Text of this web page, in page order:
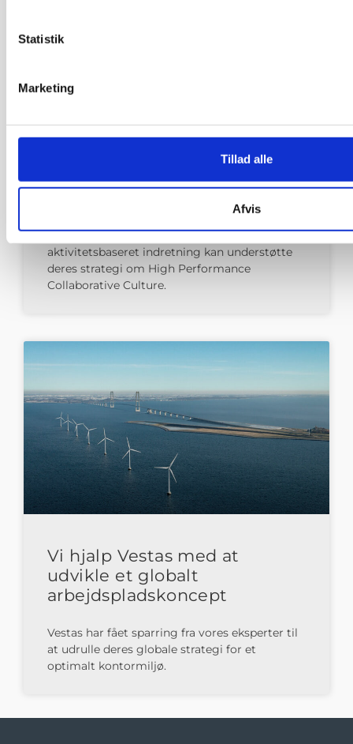
Statistik
Marketing
Tillad alle
Afvis
Arla gik fra tomme kontorer
til dynamiske arbejdsrum
og anbefalinger til, hvordan de med
aktivitetsbaseret indretning kan understøtte
deres strategi om High Performance
Collaborative Culture.
Vi hjalp Vestas med at
udvikle et globalt
arbejdspladskoncept
Vestas har fået sparring fra vores eksperter til
at udrulle deres globale strategi for et
optimalt kontormiljø.